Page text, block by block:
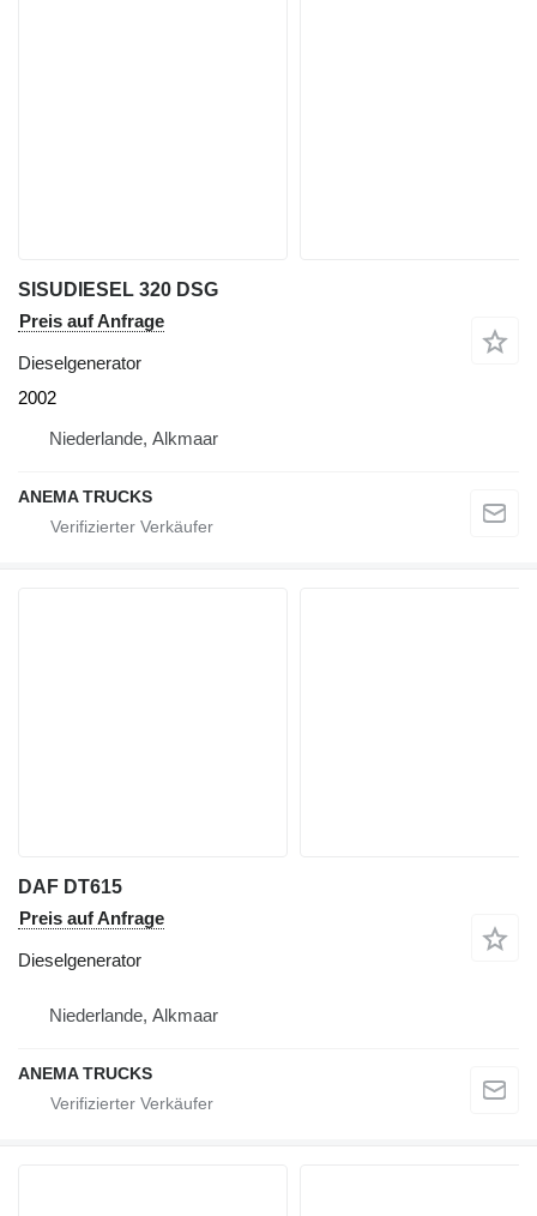
SISUDIESEL 320 DSG
Preis auf Anfrage
Dieselgenerator
2002
Niederlande, Alkmaar
ANEMA TRUCKS
DAF DT615
Preis auf Anfrage
Dieselgenerator
Niederlande, Alkmaar
ANEMA TRUCKS